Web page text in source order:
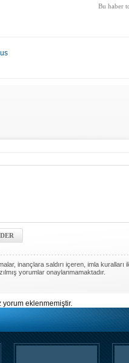
Bu haber
inançlara saldırı içeren, imla kuralları
yorumlar onaylanmamaktadır.
yorum eklenmemiştir.